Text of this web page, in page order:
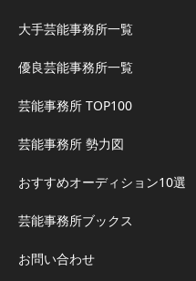
大手芸能事務所一覧
優良芸能事務所一覧
芸能事務所 TOP100
芸能事務所 勢力図
おすすめオーディション10選
芸能事務所ブックス
お問い合わせ